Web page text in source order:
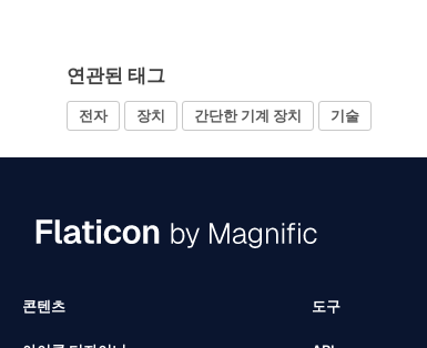
연관된 태그
전자 장치 간단한 기계 장치 기술
콘텐츠 도구